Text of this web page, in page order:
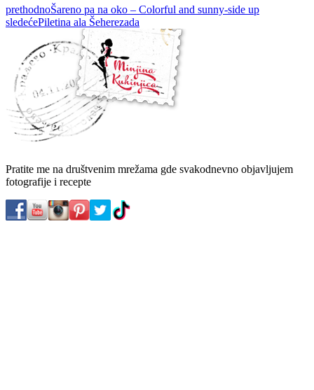
prethodnoŠareno pa na oko – Colorful and sunny-side up
sledećePiletina ala Šeherezada
Pratite me na društvenim mrežama gde svakodnevno objavljujem
fotografije i recepte